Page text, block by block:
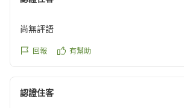
尚無評語
回報 有幫助
認證住客